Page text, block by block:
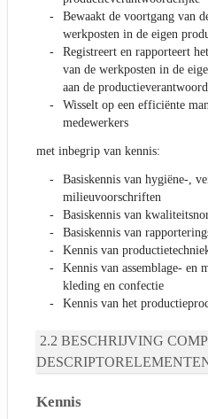
Bewaakt de voortgang van
werkposten in de eigen
Registreert en rapporteert
van de werkposten in de
aan de
Wisselt op een efficiënte
medewerkers
met inbegrip van kennis:
Basiskennis van hygiëne-,
milieuvoorschriften
Basiskennis van
Basiskennis van
Kennis van
Kennis van assemblage- en
kleding en confectie
Kennis van het
BESCHRIJVING
Kennis